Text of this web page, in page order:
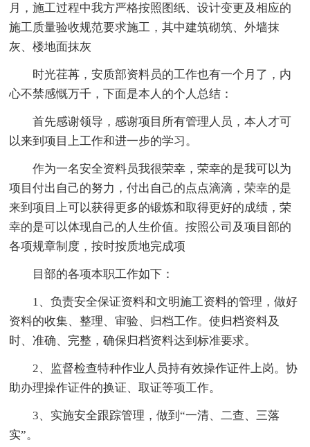
月，施工过程中我方严格按照图纸、设计变更及相应的
施工质量验收规范要求施工，其中建筑砌筑、外墙抹
灰、楼地面抹灰
时光荏苒，安质部资料员的工作也有一个月了，内
心不禁感慨万千，下面是本人的个人总结：
首先感谢领导，感谢项目所有管理人员，本人才可
以来到项目上工作和进一步的学习。
作为一名安全资料员我很荣幸，荣幸的是我可以为
项目付出自己的努力，付出自己的点点滴滴，荣幸的是
来到项目上可以获得更多的锻炼和取得更好的成绩，荣
幸的是可以体现自己的人生价值。按照公司及项目部的
各项规章制度，按时按质地完成项
目部的各项本职工作如下：
1、负责安全保证资料和文明施工资料的管理，做好
资料的收集、整理、审验、归档工作。使归档资料及
时、准确、完整，确保归档资料达到标准要求。
2、监督检查特种作业人员持有效操作证件上岗。协
助办理操作证件的换证、取证等项工作。
3、实施安全跟踪管理，做到“一清、二查、三落
实”。